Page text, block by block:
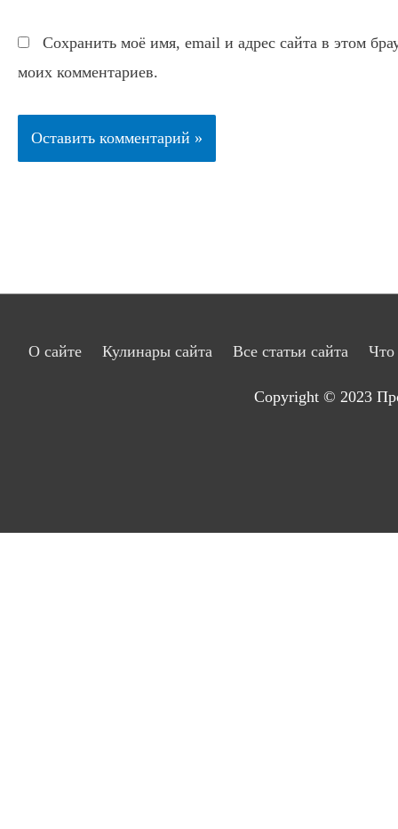
Сохранить моё имя, email и адрес сайта в этом
моих комментариев.
О сайте Кулинары сайта Все статьи сайта Что
Copyright © 2023